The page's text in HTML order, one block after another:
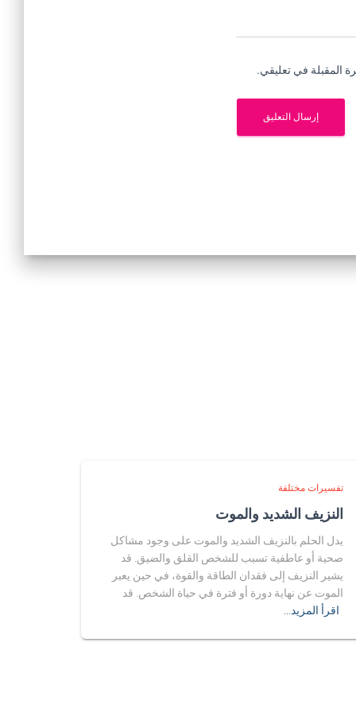
المقبلة في تعليقي.
تفسيرات مختلفة
النزيف الشديد والموت
يدل الحلم بالنزيف الشديد والموت على وجود مشاكل
صحية أو عاطفية تسبب للشخص القلق والضيق. قد
يشير النزيف إلى فقدان الطاقة والقوة، في حين يعبر
الموت عن نهاية دورة أو فترة في حياة الشخص. قد
اقرأ المزيد…